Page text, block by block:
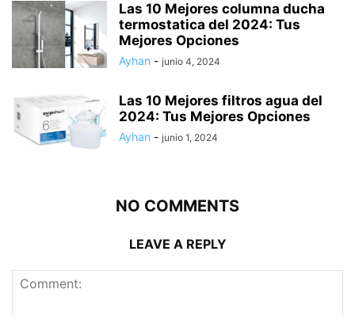
Las 10 Mejores columna ducha
termostatica del 2024: Tus
Mejores Opciones
Ayhan - junio 4, 2024
Las 10 Mejores filtros agua del
2024: Tus Mejores Opciones
Ayhan - junio 1, 2024
NO COMMENTS
LEAVE A REPLY